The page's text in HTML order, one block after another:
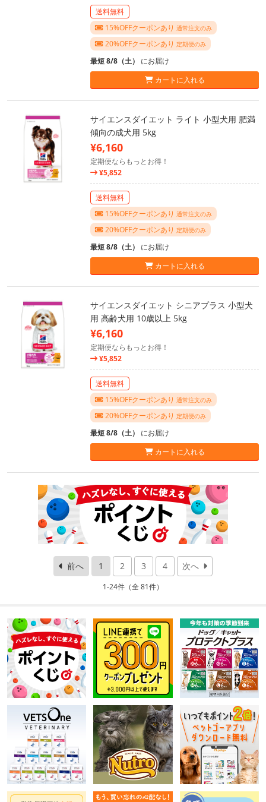
送料無料
15%OFFクーポンあり 通常注文のみ
20%OFFクーポンあり 定期便のみ
最短 8/8（土） にお届け
カートに入れる
サイエンスダイエット ライト 小型犬用 肥満
傾向の成犬用 5kg
¥6,160
定期便ならもっとお得！
¥5,852
送料無料
15%OFFクーポンあり 通常注文のみ
20%OFFクーポンあり 定期便のみ
最短 8/8（土） にお届け
カートに入れる
サイエンスダイエット シニアプラス 小型犬
用 高齢犬用 10歳以上 5kg
¥6,160
定期便ならもっとお得！
¥5,852
送料無料
15%OFFクーポンあり 通常注文のみ
20%OFFクーポンあり 定期便のみ
最短 8/8（土） にお届け
カートに入れる
前へ 1 2 3 4 次へ
1-24件（全 81件）